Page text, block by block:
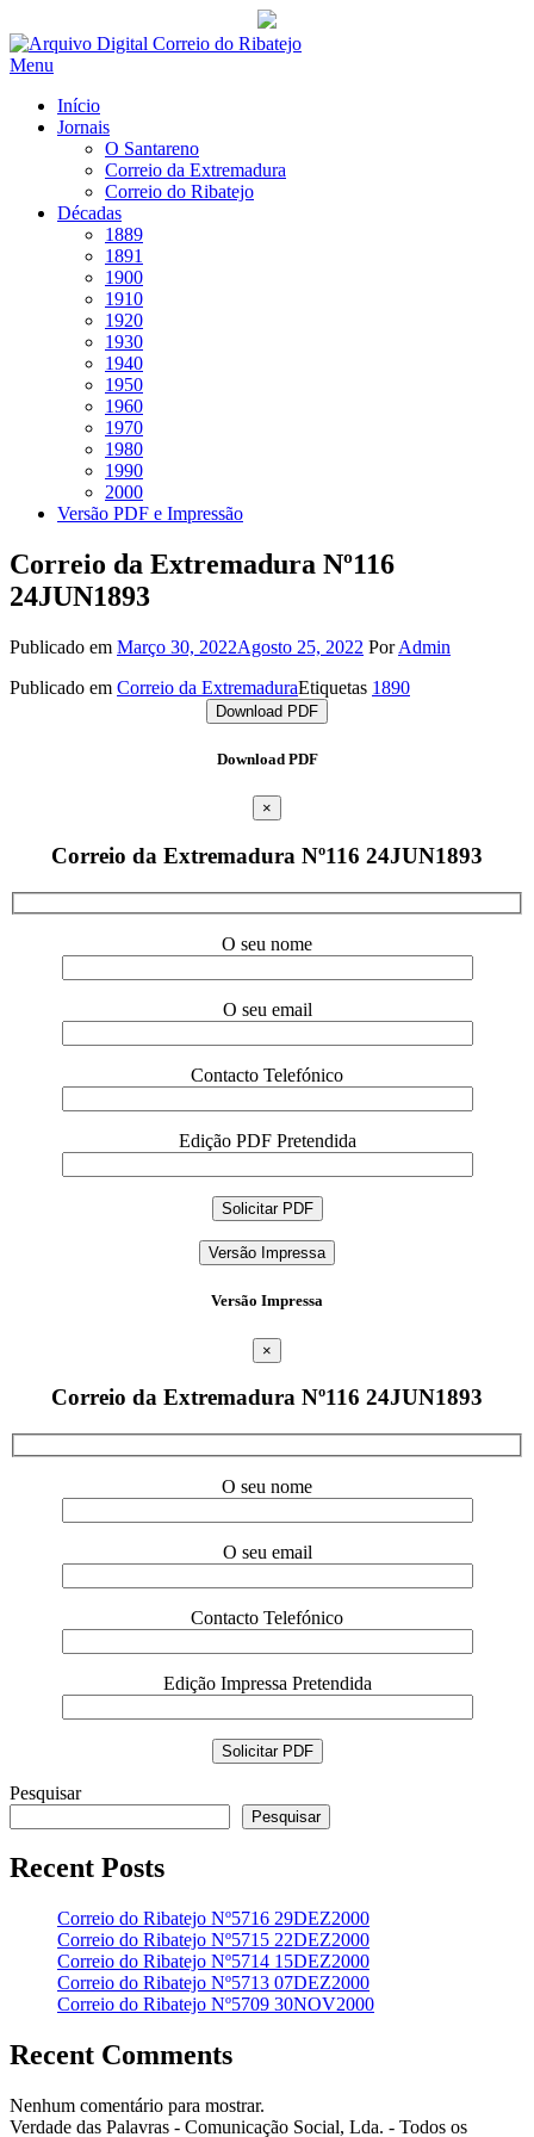
Saltar
para
Menu
Início
Jornais
O Santareno
Correio da Extremadura
Correio do Ribatejo
Décadas
1889
1891
1900
1910
1920
1930
1940
1950
1960
1970
1980
1990
2000
Versão PDF e Impressão
Correio da Extremadura Nº116
24JUN1893
Publicado em Março 30, 2022Agosto 25, 2022 PorAdmin
Publicado em Correio da ExtremaduraEtiquetas 1890
Download PDF
Download PDF
×
Correio da Extremadura Nº116 24JUN1893
O seu nome
O seu email
Contacto Telefónico
Edição PDF Pretendida
Versão Impressa
Versão Impressa
×
Correio da Extremadura Nº116 24JUN1893
O seu nome
O seu email
Contacto Telefónico
Edição Impressa Pretendida
Pesquisar
Pesquisar
Recent Posts
Correio do Ribatejo Nº5716 29DEZ2000
Correio do Ribatejo Nº5715 22DEZ2000
Correio do Ribatejo Nº5714 15DEZ2000
Correio do Ribatejo Nº5713 07DEZ2000
Correio do Ribatejo Nº5709 30NOV2000
Recent Comments
Nenhum comentário para mostrar.
Verdade das Palavras - Comunicação Social, Lda. - Todos os